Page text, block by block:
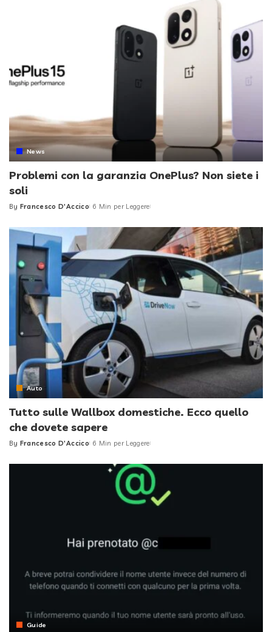
News
Problemi con la garanzia OnePlus? Non siete i
soli
Posted
By Francesco D'Accico 6 Min per Leggere
Auto
Tutto sulle Wallbox domestiche. Ecco quello
che dovete sapere
Posted
By Francesco D'Accico 6 Min per Leggere
Guide